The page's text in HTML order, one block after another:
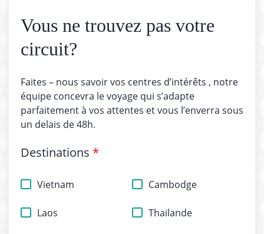
Vous ne trouvez pas votre
circuit?
Faites – nous savoir vos centres d’intérêts , notre
équipe concevra le voyage qui s’adapte
parfaitement à vos attentes et vous l’enverra sous
un delais de 48h.
Destinations *
Vietnam Cambodge
Laos Thailande